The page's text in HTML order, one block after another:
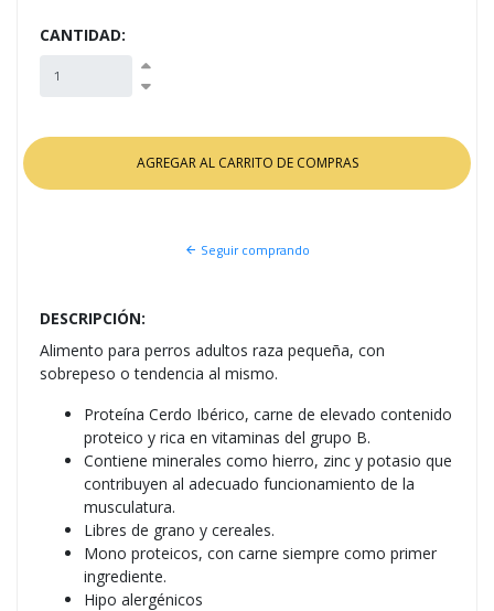
CANTIDAD:
Seguir comprando
DESCRIPCIÓN:
Alimento para perros adultos raza pequeña, con
sobrepeso o tendencia al mismo.
Proteína Cerdo Ibérico, carne de elevado contenido
proteico y rica en vitaminas del grupo B.
Contiene minerales como hierro, zinc y potasio que
contribuyen al adecuado funcionamiento de la
musculatura.
Libres de grano y cereales.
Mono proteicos, con carne siempre como primer
ingrediente.
Hipo alergénicos